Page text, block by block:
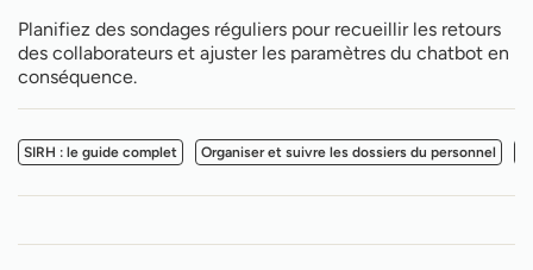
Planifiez des sondages réguliers pour recueillir les retours
des collaborateurs et ajuster les paramètres du chatbot en
conséquence.
SIRH : le guide complet Organiser et suivre les dossiers du personnel